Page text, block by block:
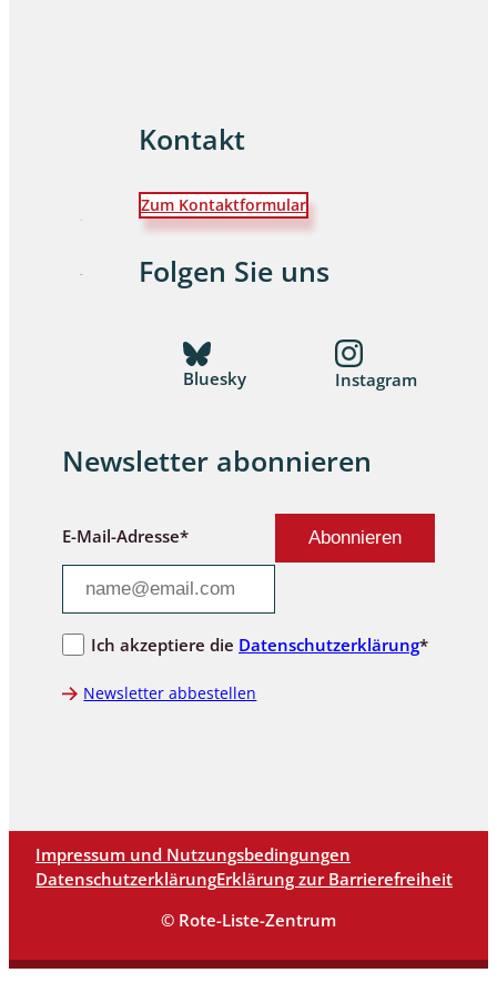
Kontakt
Zum Kontaktformular
Folgen Sie uns
Bluesky Instagram
Newsletter abonnieren
E-Mail-Adresse*
Ich akzeptiere die Datenschutzerklärung*
Newsletter abbestellen
Impressum und Nutzungsbedingungen
DatenschutzerklärungErklärung zur Barrierefreiheit
© Rote-Liste-Zentrum